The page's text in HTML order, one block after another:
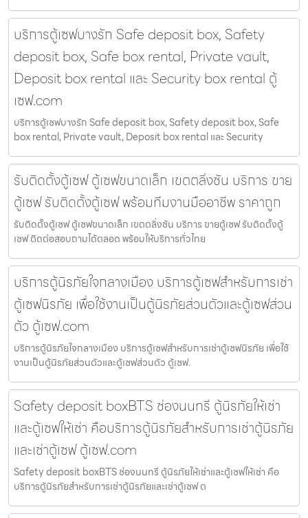
บริการตู้เซฟบางรัก Safe deposit box, Safety
deposit box, Safe box rental, Private vault,
Deposit box rental และ Security box rental ตู้
เซฟ.com
บริการตู้เซฟบางรัก Safe deposit box, Safety deposit box, Safe
box rental, Private vault, Deposit box rental และ Security
รับติดตั้งตู้เซฟ ตู้เซฟขนาดเล็ก เขตตลิ่งชัน บริการ ขาย
ตู้เซฟ รับติดตั้งตู้เซฟ พร้อมทีมงานมืออาชีพ ราคาถูก
รับติดตั้งตู้เซฟ ตู้เซฟขนาดเล็ก เขตตลิ่งชัน บริการ ขายตู้เซฟ รับติดตั้งตู้
เซฟ ติดต่อสอบถามได้ตลอด พร้อมให้บริการทั่วไทย
บริการตู้นิรภัยใจกลางเมือง บริการตู้เซฟสำหรับการเช่า
ตู้เซฟนิรภัย เพื่อใช้งานเป็นตู้นิรภัยส่วนตัวและตู้เซฟส่วน
ตัว ตู้เซฟ.com
บริการตู้นิรภัยใจกลางเมือง บริการตู้เซฟสำหรับการเช่าตู้เซฟนิรภัย เพื่อใช้
งานเป็นตู้นิรภัยส่วนตัวและตู้เซฟส่วนตัว ตู้เซฟ.
Safety deposit boxBTS ช่องนนทรี ตู้นิรภัยให้เช่า
และตู้เซฟให้เช่า คือบริการตู้นิรภัยสำหรับการเช่าตู้นิรภัย
และเช่าตู้เซฟ ตู้เซฟ.com
Safety deposit boxBTS ช่องนนทรี ตู้นิรภัยให้เช่าและตู้เซฟให้เช่า คือ
บริการตู้นิรภัยสำหรับการเช่าตู้นิรภัยและเช่าตู้เซฟ ต